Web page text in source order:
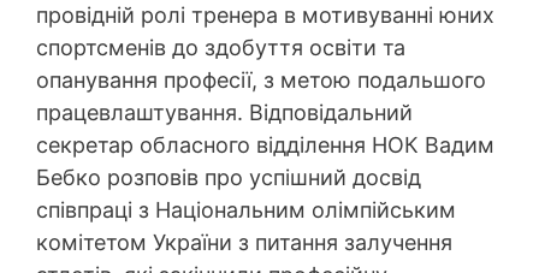
провідній ролі тренера в мотивуванні юних
спортсменів до здобуття освіти та
опанування професії, з метою подальшого
працевлаштування. Відповідальний
секретар обласного відділення НОК Вадим
Бебко розповів про успішний досвід
співпраці з Національним олімпійським
комітетом України з питання залучення